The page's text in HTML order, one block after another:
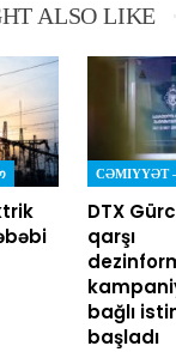
ALSO LIKE
DTX
qarşı
bağlı
başladı